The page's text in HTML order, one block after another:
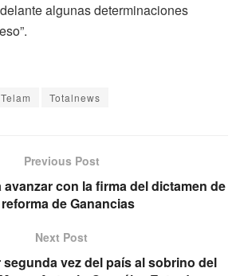
algunas determinaciones
Telam Totalnews
Previous Post
con la firma del dictamen de
de Ganancias
Next Post
vez del país al sobrino del